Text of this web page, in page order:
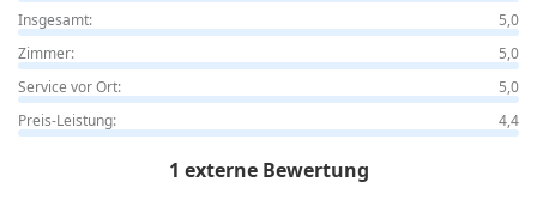
Insgesamt:
5,0
Zimmer:
5,0
Service vor Ort:
5,0
Preis-Leistung:
4,4
1 externe Bewertung